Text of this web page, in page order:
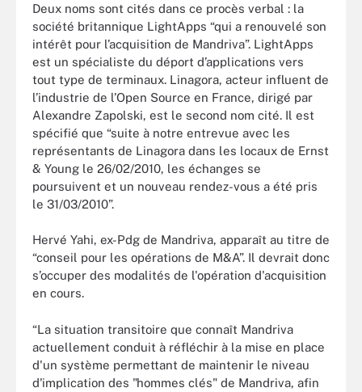
Deux noms sont cités dans ce procès verbal : la
société britannique LightApps “qui a renouvelé son
intérêt pour l’acquisition de Mandriva”. LightApps
est un spécialiste du déport d’applications vers
tout type de terminaux. Linagora, acteur influent de
l’industrie de l’Open Source en France, dirigé par
Alexandre Zapolski, est le second nom cité. Il est
spécifié que “suite à notre entrevue avec les
représentants de Linagora dans les locaux de Ernst
& Young le 26/02/2010, les échanges se
poursuivent et un nouveau rendez-vous a été pris
le 31/03/2010”.
Hervé Yahi, ex-Pdg de Mandriva, apparaît au titre de
“conseil pour les opérations de M&A”. Il devrait donc
s’occuper des modalités de l'opération d'acquisition
en cours.
“La situation transitoire que connaît Mandriva
actuellement conduit à réfléchir à la mise en place
d'un système permettant de maintenir le niveau
d'implication des "hommes clés" de Mandriva, afin